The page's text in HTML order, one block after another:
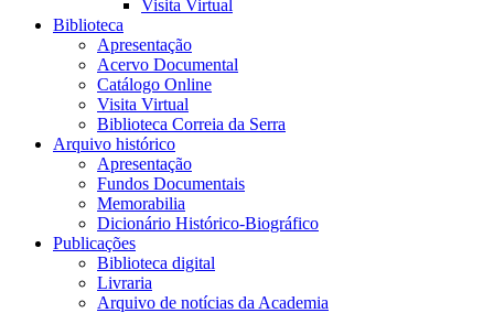
Visita Virtual
Biblioteca
Apresentação
Acervo Documental
Catálogo Online
Visita Virtual
Biblioteca Correia da Serra
Arquivo histórico
Apresentação
Fundos Documentais
Memorabilia
Dicionário Histórico-Biográfico
Publicações
Biblioteca digital
Livraria
Arquivo de notícias da Academia